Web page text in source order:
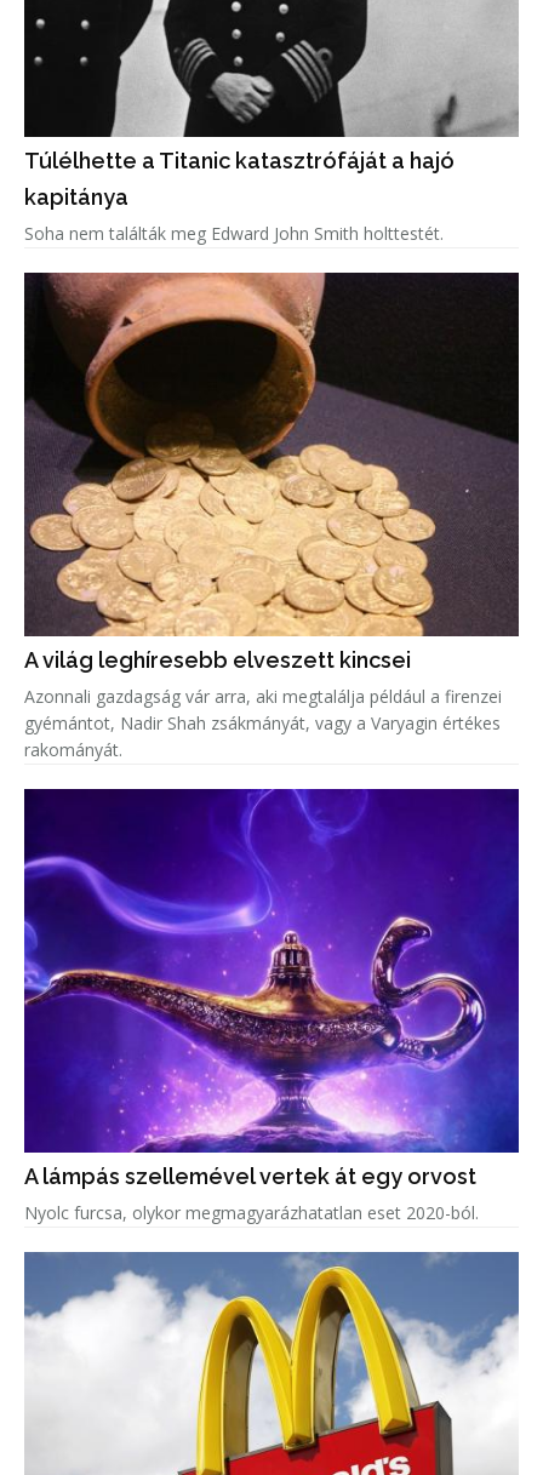
Túlélhette a Titanic katasztrófáját a hajó
kapitánya
Soha nem találták meg Edward John Smith holttestét.
A világ leghíresebb elveszett kincsei
Azonnali gazdagság vár arra, aki megtalálja például a firenzei
gyémántot, Nadir Shah zsákmányát, vagy a Varyagin értékes
rakományát.
A lámpás szellemével vertek át egy orvost
Nyolc furcsa, olykor megmagyarázhatatlan eset 2020-ból.